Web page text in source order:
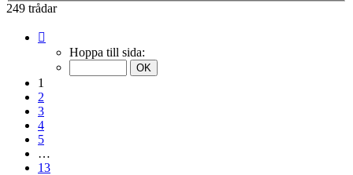
249 trådar
Hoppa till sida:
1
2
3
4
5
…
13